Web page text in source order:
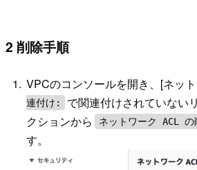
2 削除手順
VPCのコンソールを開き、[ネッ
連付け:
で関連付けされていない
クションから
ネットワーク ACL の
す。